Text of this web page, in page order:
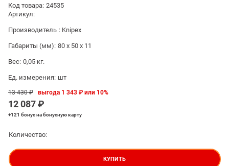
Код товара: 24535
Артикул:
Производитель : Knipex
Габариты (мм): 80 x 50 x 11
Вес: 0,05 кг.
Ед. измерения: шт
13 430 ₽
12 087 ₽
выгода 1 343 ₽ или 10%
+121 бонусна бонусную карту
Количество:
КУПИТЬ